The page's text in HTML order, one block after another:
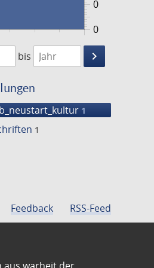
0
0
1475
bis
keyboard_arrow_right
Suche
1
1
Feedback RSS-Feed